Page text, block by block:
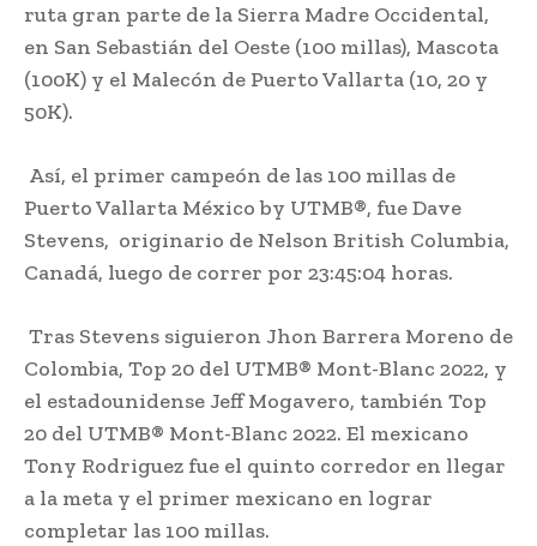
ruta gran parte de la Sierra Madre Occidental,
en San Sebastián del Oeste (100 millas), Mascota
(100K) y el Malecón de Puerto Vallarta (10, 20 y
50K).
Así, el primer campeón de las 100 millas de
Puerto Vallarta México by UTMB®, fue Dave
Stevens, originario de Nelson British Columbia,
Canadá, luego de correr por 23:45:04 horas.
Tras Stevens siguieron Jhon Barrera Moreno de
Colombia, Top 20 del UTMB® Mont-Blanc 2022, y
el estadounidense Jeff Mogavero, también Top
20 del UTMB® Mont-Blanc 2022. El mexicano
Tony Rodriguez fue el quinto corredor en llegar
a la meta y el primer mexicano en lograr
completar las 100 millas.